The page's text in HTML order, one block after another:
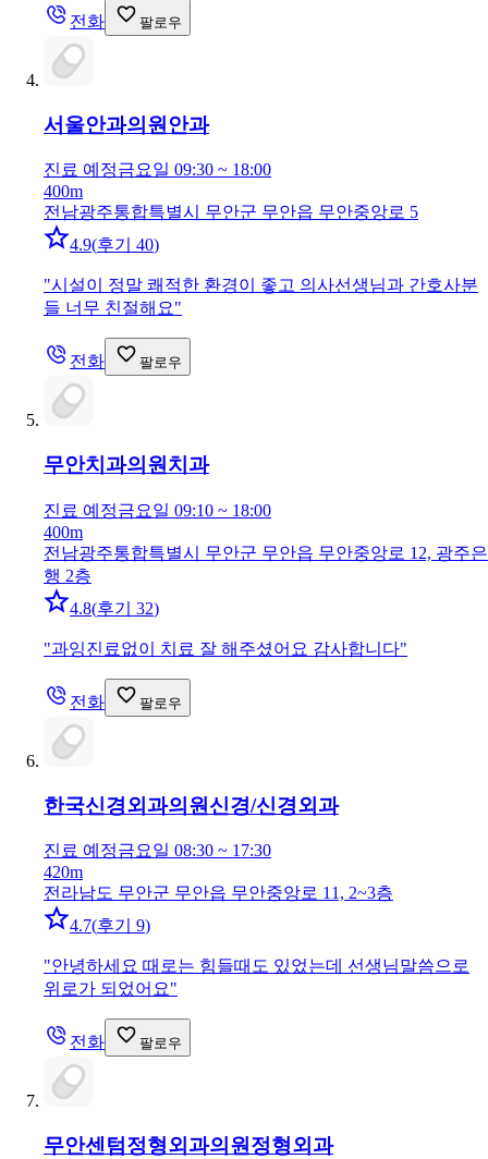
전화 팔로우
서울안과의원 안과
진료 예정금요일 09:30 ~ 18:00
400m
전남광주통합특별시 무안군 무안읍 무안중앙로 5
4.9(후기 40)
"시설이 정말 쾌적한 환경이 좋고 의사선생님과 간호사분
들 너무 친절해요"
전화 팔로우
무안치과의원 치과
진료 예정금요일 09:10 ~ 18:00
400m
전남광주통합특별시 무안군 무안읍 무안중앙로 12, 광주은
행 2층
4.8(후기 32)
"과잉진료없이 치료 잘 해주셨어요 감사합니다"
전화 팔로우
한국신경외과의원신경/신경외과
진료 예정금요일 08:30 ~ 17:30
420m
전라남도 무안군 무안읍 무안중앙로 11, 2~3층
4.7(후기 9)
"안녕하세요 때로는 힘들때도 있었는데 선생님말씀으로
위로가 되었어요"
전화 팔로우
무안센텀정형외과의원 정형외과